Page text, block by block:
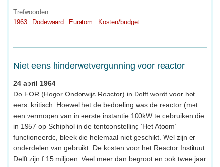
Trefwoorden:
1963
Dodewaard Euratom Kosten/budget
Niet eens hinderwetvergunning voor reactor
24 april 1964
De HOR (Hoger Onderwijs Reactor) in Delft wordt voor het
eerst kritisch. Hoewel het de bedoeling was de reactor (met
een vermogen van in eerste instantie 100kW te gebruiken die
in 1957 op Schiphol in de tentoonstelling ‘Het Atoom’
functioneerde, bleek die helemaal niet geschikt. Wel zijn er
onderdelen van gebruikt. De kosten voor het Reactor Instituut
Delft zijn f 15 miljoen. Veel meer dan begroot en ook twee jaar